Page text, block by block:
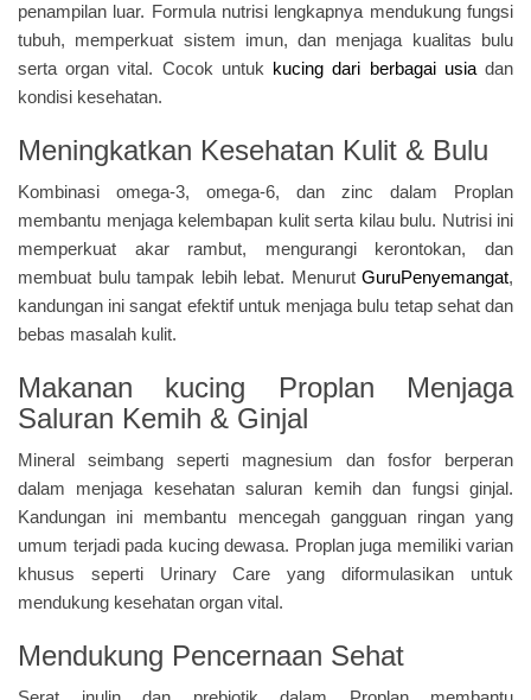
penampilan luar. Formula nutrisi lengkapnya mendukung fungsi
tubuh, memperkuat sistem imun, dan menjaga kualitas bulu
serta organ vital. Cocok untuk kucing dari berbagai usiadan
kondisi kesehatan.
Meningkatkan Kesehatan Kulit & Bulu
Kombinasi omega-3, omega-6, dan zinc dalam Proplan
membantu menjaga kelembapan kulit serta kilau bulu. Nutrisi ini
memperkuat akar rambut, mengurangi kerontokan, dan
membuat bulu tampak lebih lebat. Menurut GuruPenyemangat,
kandungan ini sangat efektif untuk menjaga bulu tetap sehat dan
bebas masalah kulit.
Makanan kucing Proplan Menjaga
Saluran Kemih & Ginjal
Mineral seimbang seperti magnesium dan fosfor berperan
dalam menjaga kesehatan saluran kemih dan fungsi ginjal.
Kandungan ini membantu mencegah gangguan ringan yang
umum terjadi pada kucing dewasa. Proplan juga memiliki varian
khusus seperti Urinary Care yang diformulasikan untuk
mendukung kesehatan organ vital.
Mendukung Pencernaan Sehat